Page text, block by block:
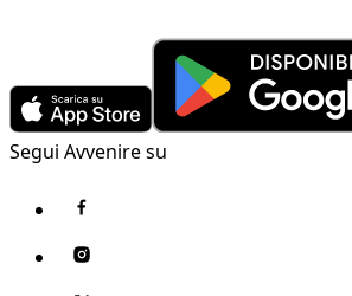
Segui Avvenire su